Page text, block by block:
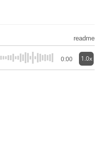
readme
0:00 1.0x